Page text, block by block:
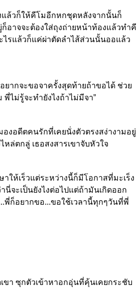
แล้วก็ให้คีโมอีกหกชุดหลังจากนั้นก็
ก็อาจจะต้องใส่ถุงถ่ายหน้าท้องแล้วทำคี
รแล้วก็แค่ผ่าตัดลำไส้ส่วนนั้นออแล้ว
ยากจะขอจาครั้งสุดท้ายถ้าขอได้ ช่วย
ไม่รู้จะทำยังไงถ้าไม่มีจา”
องอดีตคนรักที่เคยนั่งตัวตรงสง่างามอยู่
ล่ตกลู่ เธอสงสารเขาจับหัวใจ
าให้เร็วแต่ระหว่างนี้ก็มีโอกาสที่มะเร็ง
นี่จะเป็นยังไงต่อไปแต่ถ้ามันเกิดออก
พี่ก็อยากขอ...ขอใช้เวลานี้ทุกๆวันที่พี่
ขา ซุกตัวเข้าหาอกอุ่นที่คุ้นเคยกระชับ